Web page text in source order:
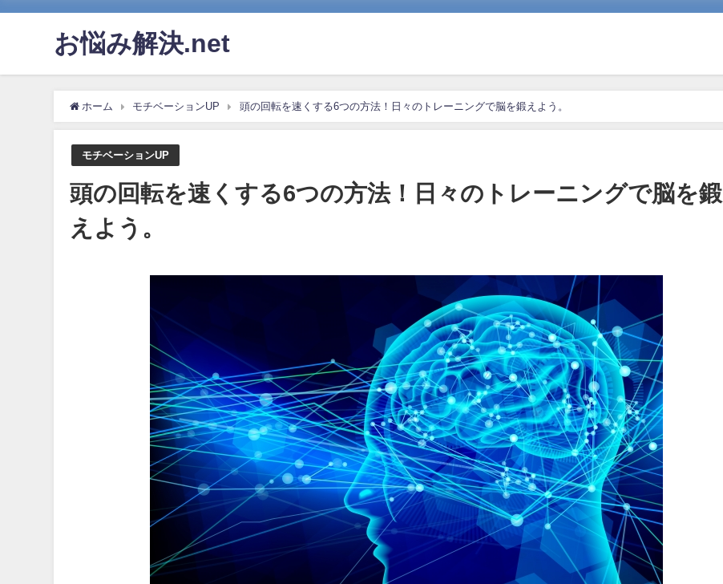
お悩み解決.net
ホーム モチベーションUP 頭の回転を速くする6つの方法！日々のトレーニングで脳を鍛えよう。
モチベーションUP
頭の回転を速くする6つの方法！日々のトレーニングで脳を鍛
えよう。